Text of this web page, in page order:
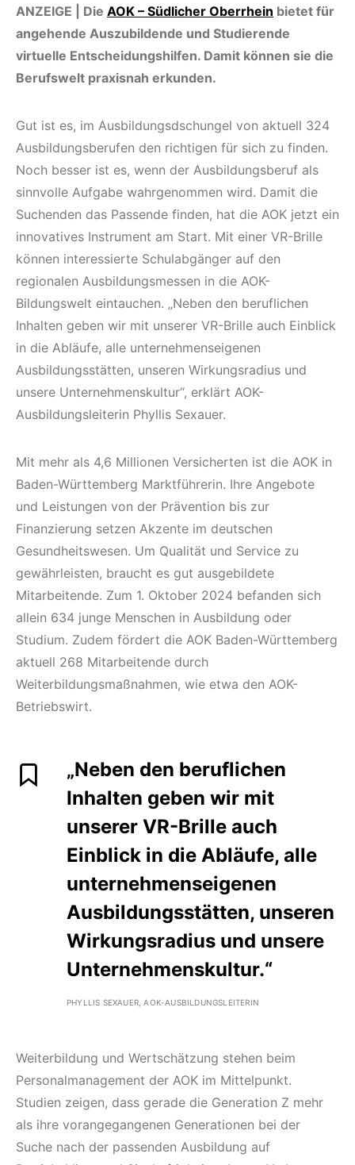
ANZEIGE | Die AOK – Südlicher Oberrhein bietet für
angehende Auszubildende und Studierende
virtuelle Entscheidungshilfen. Damit können sie die
Berufswelt praxisnah erkunden.
Gut ist es, im Ausbildungsdschungel von aktuell 324
Ausbildungsberufen den richtigen für sich zu finden.
Noch besser ist es, wenn der Ausbildungsberuf als
sinnvolle Aufgabe wahrgenommen wird. Damit die
Suchenden das Passende finden, hat die AOK jetzt ein
innovatives Instrument am Start. Mit einer VR-Brille
können interessierte Schulabgänger auf den
regionalen Ausbildungsmessen in die AOK-
Bildungswelt eintauchen. „Neben den beruflichen
Inhalten geben wir mit unserer VR-Brille auch Einblick
in die Abläufe, alle unternehmenseigenen
Ausbildungsstätten, unseren Wirkungsradius und
unsere Unternehmenskultur“, erklärt AOK-
Ausbildungsleiterin Phyllis Sexauer.
Mit mehr als 4,6 Millionen Versicherten ist die AOK in
Baden-Württemberg Marktführerin. Ihre Angebote
und Leistungen von der Prävention bis zur
Finanzierung setzen Akzente im deutschen
Gesundheitswesen. Um Qualität und Service zu
gewährleisten, braucht es gut ausgebildete
Mitarbeitende. Zum 1. Oktober 2024 befanden sich
allein 634 junge Menschen in Ausbildung oder
Studium. Zudem fördert die AOK Baden-Württemberg
aktuell 268 Mitarbeitende durch
Weiterbildungsmaßnahmen, wie etwa den AOK-
Betriebswirt.
„Neben den beruflichen
Inhalten geben wir mit
unserer VR-Brille auch
Einblick in die Abläufe, alle
unternehmenseigenen
Ausbildungsstätten, unseren
Wirkungsradius und unsere
Unternehmenskultur.“
PHYLLIS SEXAUER, AOK-AUSBILDUNGSLEITERIN
Weiterbildung und Wertschätzung stehen beim
Personalmanagement der AOK im Mittelpunkt.
Studien zeigen, dass gerade die Generation Z mehr
als ihre vorangegangenen Generationen bei der
Suche nach der passenden Ausbildung auf